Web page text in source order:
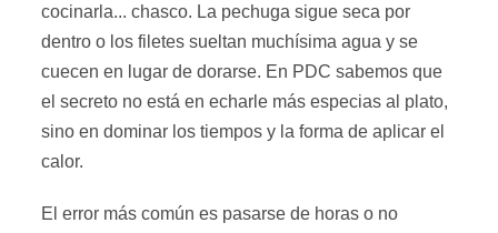
cocinarla... chasco. La pechuga sigue seca por
dentro o los filetes sueltan muchísima agua y se
cuecen en lugar de dorarse. En PDC sabemos que
el secreto no está en echarle más especias al plato,
sino en dominar los tiempos y la forma de aplicar el
calor.
El error más común es pasarse de horas o no